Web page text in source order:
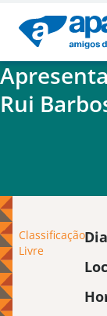
Rui
Classificação
Livre